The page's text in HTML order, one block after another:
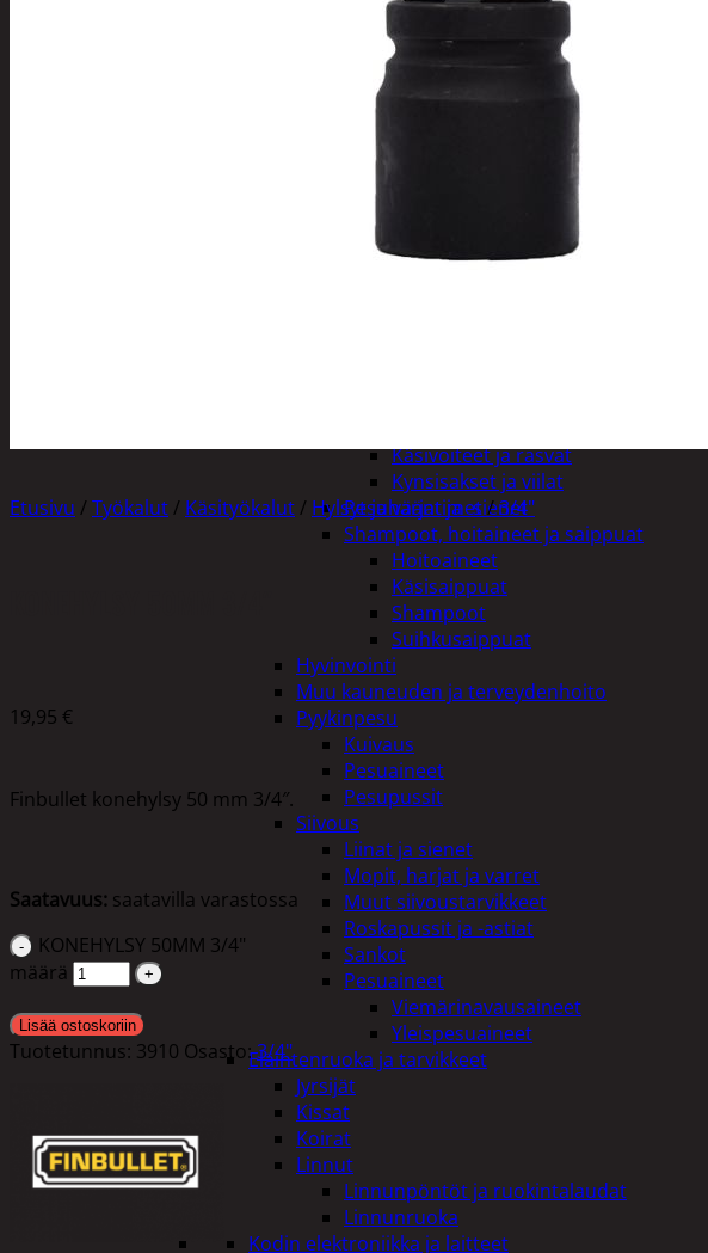
Joulutekstiilit
Paketointi
Marjastus
Päivittäistavarat
Apuvälineet
Hengityssuojaimet ja desinfiointi
Henkilökohtainen hygienia
Deodorantit
Hiustenhoito
Käsivoiteet ja rasvat
Kynsisakset ja viilat
Pesuharjat ja -sienet
Shampoot, hoitaineet ja saippuat
Hoitoaineet
Käsisaippuat
Shampoot
Suihkusaippuat
Hyvinvointi
Muu kauneuden ja terveydenhoito
Pyykinpesu
Kuivaus
Pesuaineet
Pesupussit
Siivous
Liinat ja sienet
Mopit, harjat ja varret
Muut siivoustarvikkeet
Roskapussit ja -astiat
Sankot
Pesuaineet
Viemärinavausaineet
Yleispesuaineet
Eläintenruoka ja tarvikkeet
Jyrsijät
Kissat
Koirat
Linnut
Linnunpöntöt ja ruokintalaudat
Linnunruoka
Kodin elektroniikka ja laitteet
Etusivu / Työkalut / Käsityökalut / Hylsyt ja vääntimet/3/4"
19,95 €
Finbullet konehylsy 50 mm 3/4″.
Saatavuus: saatavilla varastossa
KONEHYLSY 50MM 3/4"
määrä
Lisää ostoskoriin
Tuotetunnus: 3910 Osasto:3/4"